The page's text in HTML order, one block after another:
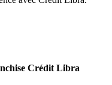
Crédit Libra